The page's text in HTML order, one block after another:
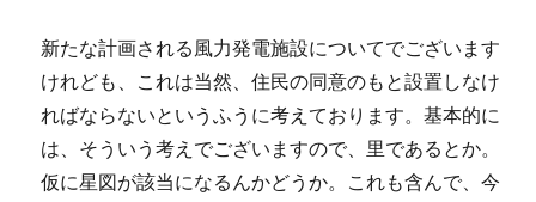
新たな計画される風力発電施設についてでございます
けれども、これは当然、住民の同意のもと設置しなけ
ればならないというふうに考えております。基本的に
は、そういう考えでございますので、里であるとか。
仮に星図が該当になるんかどうか。これも含んで、今